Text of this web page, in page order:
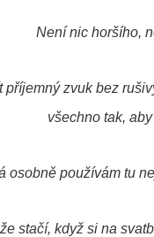
Není nic horšího,
zvuk bez
všechno tak,
osobně používám tu
stačí, když si na